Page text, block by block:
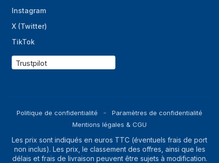
Instagram
X (Twitter)
TikTok
Trustpilot
Politique de confidentialité
Paramètres de confidentialité
Mentions légales & CGU
Les prix sont indiqués en euros TTC (éventuels frais de port
non inclus). Les prix, le classement des offres, ainsi que les
délais et frais de livraison peuvent être sujets à modification.